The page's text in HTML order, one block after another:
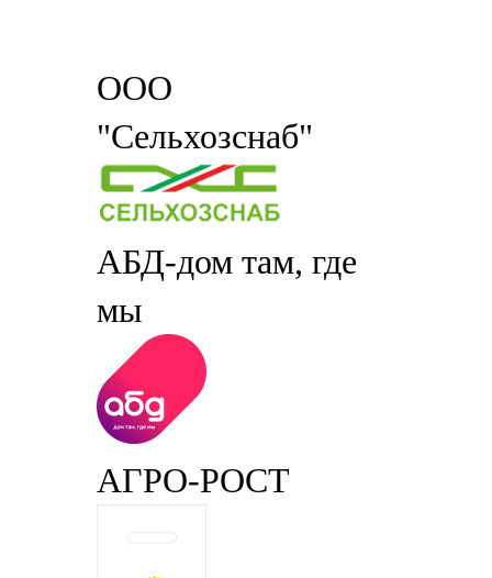
ООО
"Сельхозснаб"
АБД-дом там, где
мы
АГРО-РОСТ